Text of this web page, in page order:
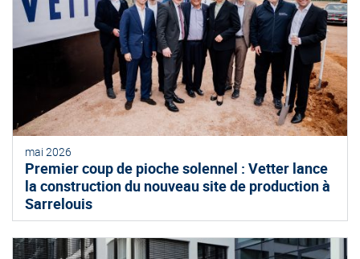
mai 2026
Premier coup de pioche solennel : Vetter lance
la construction du nouveau site de production à
Sarrelouis